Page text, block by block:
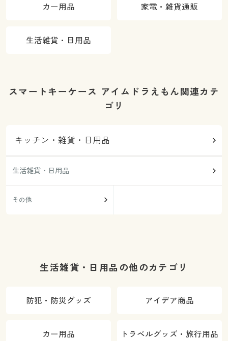
カー用品 家電・雑貨通販
生活雑貨・日用品
スマートキーケース アイムドラえもん関連カテ
ゴリ
キッチン・雑貨・日用品
生活雑貨・日用品
その他
生活雑貨・日用品の他のカテゴリ
防犯・防災グッズ アイデア商品
カー用品 トラベルグッズ・旅行用品